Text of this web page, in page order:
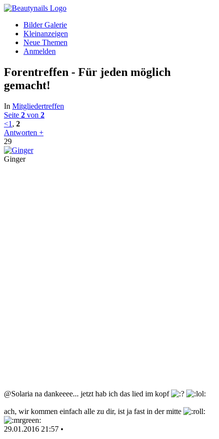
Bilder Galerie
Kleinanzeigen
Neue Themen
Anmelden
Forentreffen - Für jeden möglich
gemacht!
In Mitgliedertreffen
Seite 2 von 2
<1 , 2
Antworten +
29
Ginger
@Solaria na dankeeee... jetzt hab ich das lied im kopf
ach, wir kommen einfach alle zu dir, ist ja fast in der mitte
29.01.2016 21:57 •